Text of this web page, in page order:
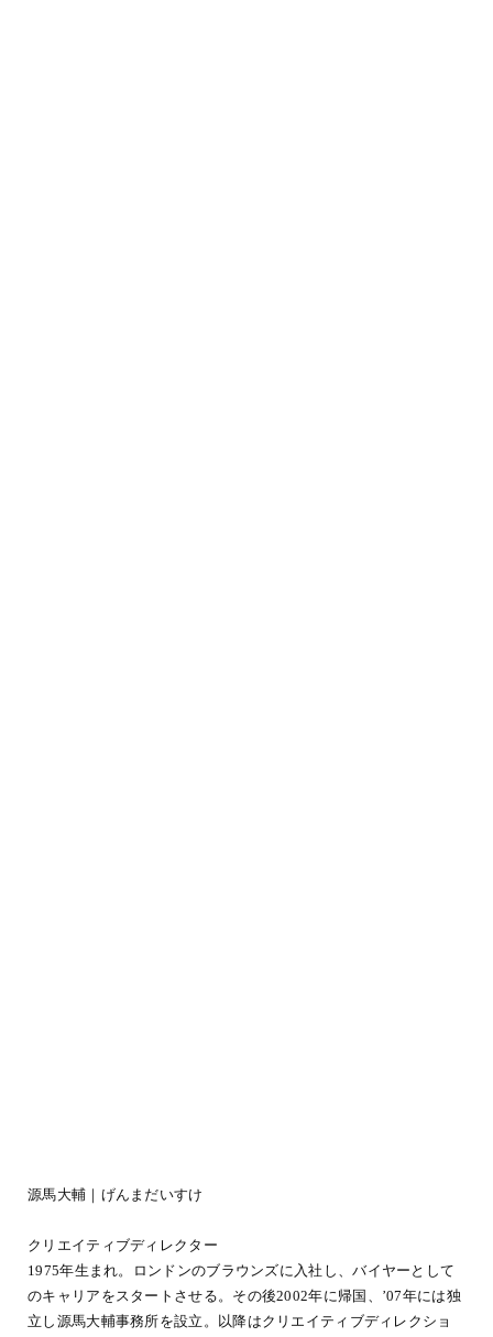
源馬大輔｜げんまだいすけ
クリエイティブディレクター
1975年生まれ。ロンドンのブラウンズに入社し、バイヤーとして
のキャリアをスタートさせる。その後2002年に帰国、’07年には独
立し源馬大輔事務所を設立。以降はクリエイティブディレクショ